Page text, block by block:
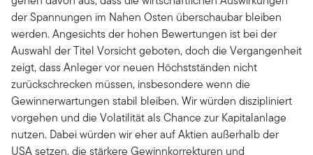
der Spannungen im Nahen Osten überschaubar bleiben
werden. Angesichts der hohen Bewertungen ist bei der
Auswahl der Titel Vorsicht geboten, doch die Vergangenheit
zeigt, dass Anleger vor neuen Höchstständen nicht
zurückschrecken müssen, insbesondere wenn die
Gewinnerwartungen stabil bleiben. Wir würden diszipliniert
vorgehen und die Volatilität als Chance zur Kapitalanlage
nutzen. Dabei würden wir eher auf Aktien außerhalb der
USA setzen, die stärkere Gewinnkorrekturen und